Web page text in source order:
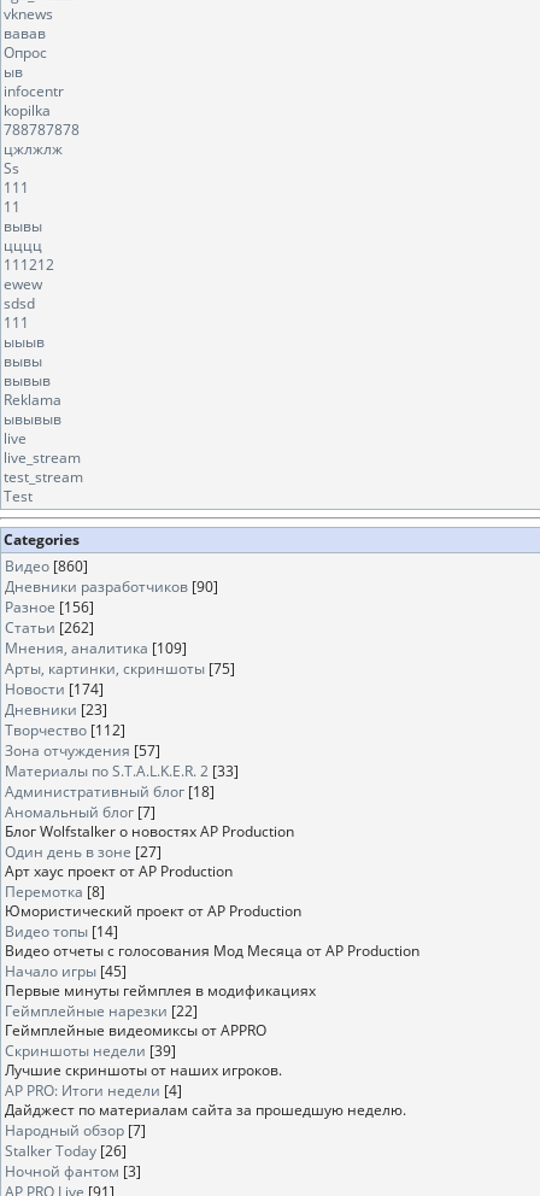
vknews
вавав
Опрос
ыв
infocentr
kopilka
788787878
цжлжлж
Ss
111
11
вывы
цццц
111212
ewew
sdsd
111
ыыыв
вывы
вывыв
Reklama
ывывыв
live
live_stream
test_stream
Test
Categories
Видео [860]
Дневники разработчиков [90]
Разное [156]
Статьи [262]
Мнения, аналитика [109]
Арты, картинки, скриншоты [75]
Новости [174]
Дневники [23]
Творчество [112]
Зона отчуждения [57]
Материалы по S.T.A.L.K.E.R. 2 [33]
Административный блог [18]
Аномальный блог [7]
Блог Wolfstalker о новостях AP Production
Один день в зоне [27]
Арт хаус проект от AP Production
Перемотка [8]
Юмористический проект от AP Production
Видео топы [14]
Видео отчеты с голосования Мод Месяца от AP Production
Начало игры [45]
Первые минуты геймплея в модификациях
Геймплейные нарезки [22]
Геймплейные видеомиксы от APPRO
Скриншоты недели [39]
Лучшие скриншоты от наших игроков.
AP PRO: Итоги недели [4]
Дайджест по материалам сайта за прошедшую неделю.
Народный обзор [7]
Stalker Today [26]
Ночной фантом [3]
AP PRO Live [91]